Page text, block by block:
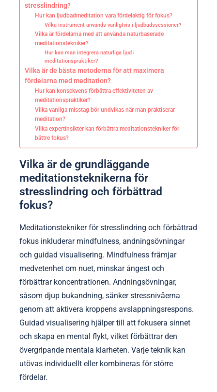
stresslindring?
Hur kan ljudbadmeditation vara fördelaktig för fokus?
Vilka instrument används vanligtvis i ljudbadssessioner?
Vilka är fördelarna med att använda naturbaserade
meditationstekniker?
Hur kan man integrera naturliga ljud i
meditationspraktiker?
Vilka är de bästa metoderna för att maximera
fördelarna med meditation?
Hur kan konsekvens förbättra effektiviteten av
meditationspraktiker?
Vilka vanliga misstag bör undvikas när man praktiserar
meditation?
Vilka expertinsikter kan förbättra meditationstekniker för
bättre fokus?
Vilka är de grundläggande
meditationsteknikerna för
stresslindring och förbättrad
fokus?
Meditationstekniker för stresslindring och förbättrad
fokus inkluderar mindfulness, andningsövningar
och guidad visualisering. Mindfulness främjar
medvetenhet om nuet, minskar ångest och
förbättrar koncentrationen. Andningsövningar,
såsom djup bukandning, sänker stressnivåerna
genom att aktivera kroppens avslappningsrespons.
Guidad visualisering hjälper till att fokusera sinnet
och skapa en mental flykt, vilket förbättrar den
övergripande mentala klarheten. Varje teknik kan
utövas individuellt eller kombineras för större
fördelar.